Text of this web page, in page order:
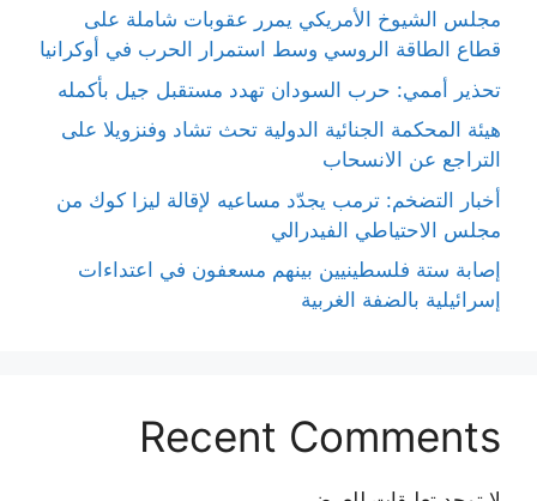
مجلس الشيوخ الأمريكي يمرر عقوبات شاملة على
قطاع الطاقة الروسي وسط استمرار الحرب في أوكرانيا
تحذير أممي: حرب السودان تهدد مستقبل جيل بأكمله
هيئة المحكمة الجنائية الدولية تحث تشاد وفنزويلا على
التراجع عن الانسحاب
أخبار التضخم: ترمب يجدّد مساعيه لإقالة ليزا كوك من
مجلس الاحتياطي الفيدرالي
إصابة ستة فلسطينيين بينهم مسعفون في اعتداءات
إسرائيلية بالضفة الغربية
Recent Comments